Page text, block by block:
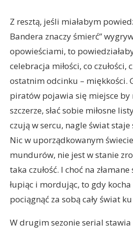
Z resztą, jeśli miałabym
Bandera znaczy śmierć”
opowieściami, to
celebracja miłości, co czułości,
ostatnim odcinku – miękkości.
piratów pojawia się miejsce by
szczerze, słać sobie miłosne
czują w sercu, nagle świat staje
Nic w uporządkowanym
mundurów, nie jest w stanie
taka czułość. I choć na
łupiąc i mordując, to gdy
pociągnąć za sobą cały świat
W drugim sezonie serial stawia